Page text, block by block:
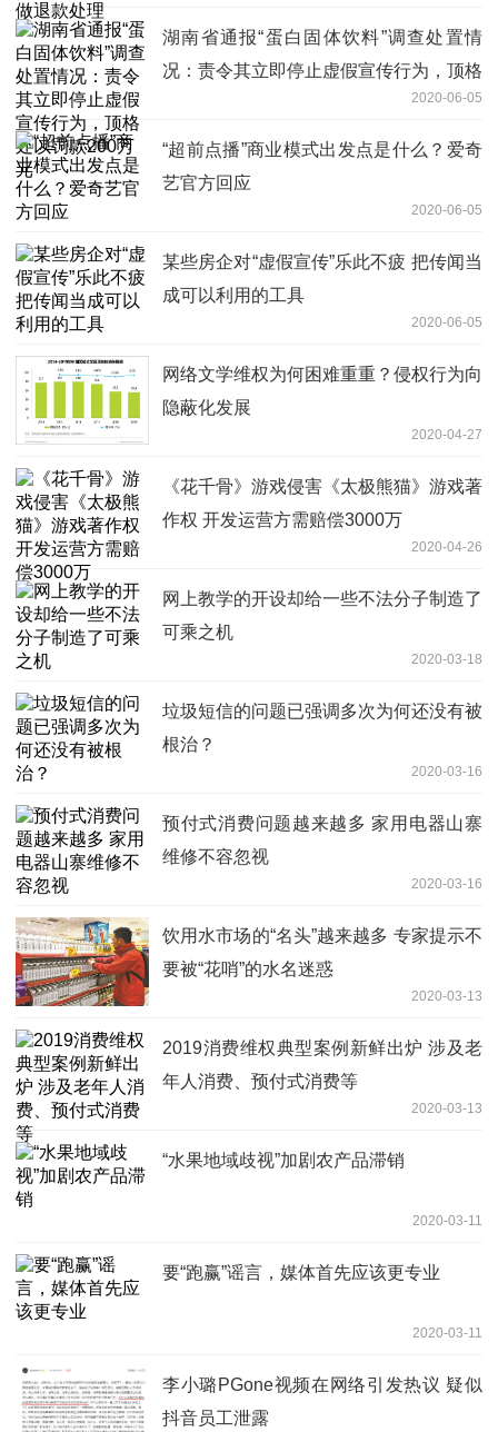
湖南省通报“蛋白固体饮料”调查处置情
况：责令其立即停止虚假宣传行为，顶格
2020-06-05
“超前点播”商业模式出发点是什么？爱奇
艺官方回应
2020-06-05
某些房企对“虚假宣传”乐此不疲 把传闻当
成可以利用的工具
2020-06-05
网络文学维权为何困难重重？侵权行为向
隐蔽化发展
2020-04-27
《花千骨》游戏侵害《太极熊猫》游戏著
作权 开发运营方需赔偿3000万
2020-04-26
网上教学的开设却给一些不法分子制造了
可乘之机
2020-03-18
垃圾短信的问题已强调多次为何还没有被
根治？
2020-03-16
预付式消费问题越来越多 家用电器山寨
维修不容忽视
2020-03-16
饮用水市场的“名头”越来越多 专家提示不
要被“花哨”的水名迷惑
2020-03-13
2019消费维权典型案例新鲜出炉 涉及老
年人消费、预付式消费等
2020-03-13
“水果地域歧视”加剧农产品滞销
2020-03-11
要“跑赢”谣言，媒体首先应该更专业
2020-03-11
李小璐PGone视频在网络引发热议 疑似
抖音员工泄露